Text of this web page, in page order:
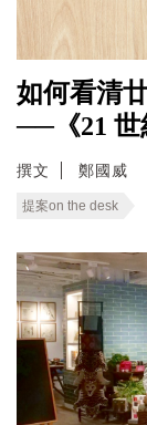
如何看清
──《21 世
撰文 鄭國威
提案on the desk